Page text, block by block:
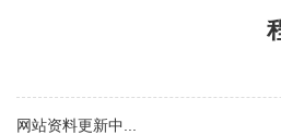
网站资料更新中...